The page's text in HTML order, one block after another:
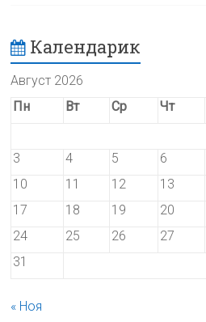
Календарик
Август 2026
Пн
Вт Ср Чт
3
4 5 6
10
11 12 13
17
18 19 20
24
25 26 27
31
« Ноя